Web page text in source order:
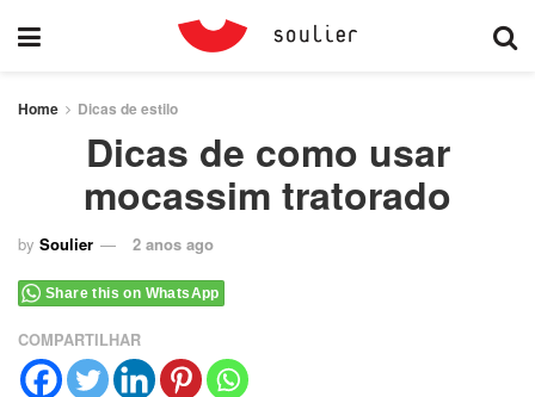
Home Dicas de estilo
Dicas de como usar
mocassim tratorado
by Soulier 2 anos ago
Share this on WhatsApp
COMPARTILHAR